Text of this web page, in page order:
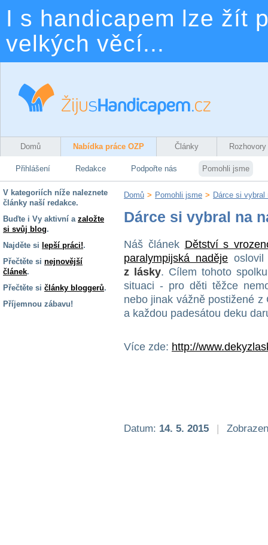
I s handicapem lze žít
velkých věcí...
Domů Nabídka práce OZP Články Rozhovory
Přihlášení Redakce Podpořte nás Pomohli jsme
V kategoriích níže naleznete
články naší redakce.
Buďte i Vy aktivní a založte
si svůj blog.
Najděte si lepší práci!.
Přečtěte si nejnovější
článek.
Přečtěte si články bloggerů.
Příjemnou zábavu!
Domů > Pomohli jsme > Dárce si vybral
Dárce si vybral na
Náš článek Dětství s
paralympijská naděje
z lásky. Cílem tohoto
situaci - pro děti těžce
nebo jinak vážně postižené
a každou padesátou deku
Více zde: http://
Datum: 14. 5. 2015 |